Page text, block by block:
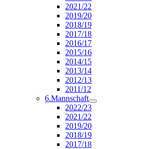
2021/22
2019/20
2018/19
2017/18
2016/17
2015/16
2014/15
2013/14
2012/13
2011/12
6.Mannschaft
2022/23
2021/22
2019/20
2018/19
2017/18